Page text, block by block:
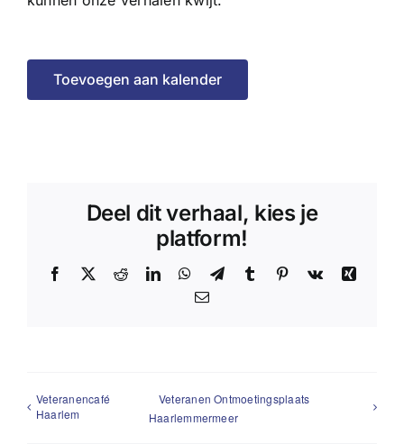
Toevoegen aan kalender
Deel dit verhaal, kies je
platform!
Facebook
X RedditLinkedInWhatsApp
TelegramTumblr Pinterest
Vk
Xing
E-
Veteranencafé
Haarlem
Veteranen Ontmoetingsplaats
Haarlemmermeer